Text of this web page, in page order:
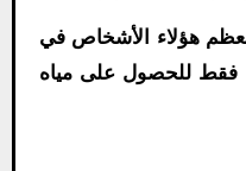
هؤلاء الأشخاص في
فقط للحصول على مياه